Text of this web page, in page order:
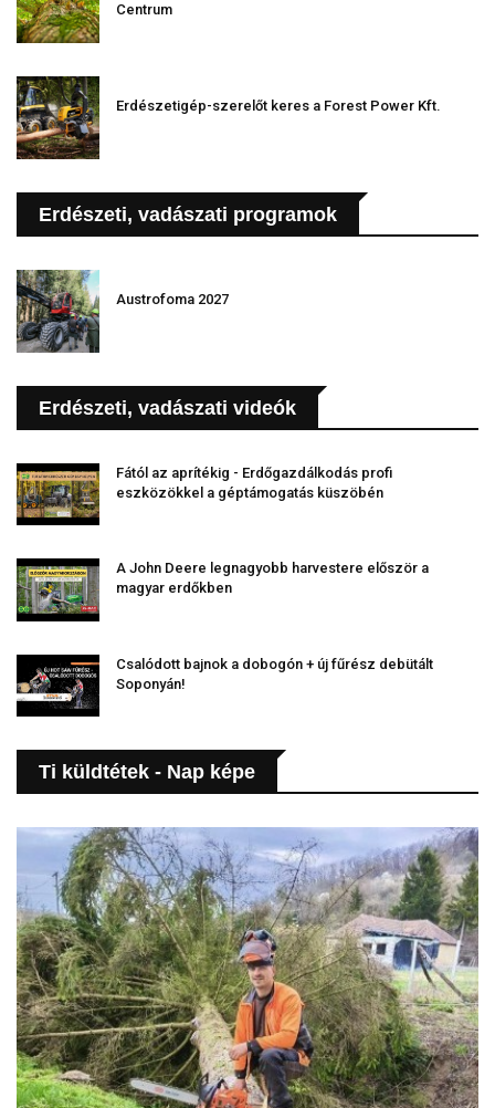
Centrum
Erdészetigép-szerelőt keres a Forest Power Kft.
Erdészeti, vadászati programok
Austrofoma 2027
Erdészeti, vadászati videók
Fától az aprítékig - Erdőgazdálkodás profi
eszközökkel a géptámogatás küszöbén
A John Deere legnagyobb harvestere először a
magyar erdőkben
Csalódott bajnok a dobogón + új fűrész debütált
Soponyán!
Ti küldtétek - Nap képe